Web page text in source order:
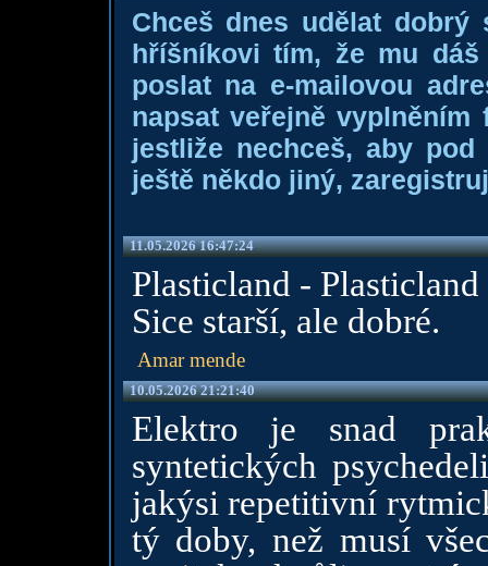
Chceš dnes udělat dobrý
hříšníkovi tím, že mu
poslat na e-mailovou
napsat veřejně
jestliže nechceš, aby
ještě někdo jiný,
11.05.2026 16:47:24
Plasticland -
Sice starší, ale dobré.
Amar mende
10.05.2026 21:21:40
Elektro je snad
syntetických
jakýsi repetitivní
tý doby, než musí